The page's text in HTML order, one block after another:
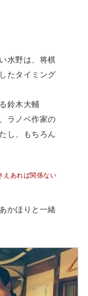
水野は、将棋
たタイミング
鈴木大輔
ラノベ作家の
し、もちろん
あれば関係ない
かほりと一緒